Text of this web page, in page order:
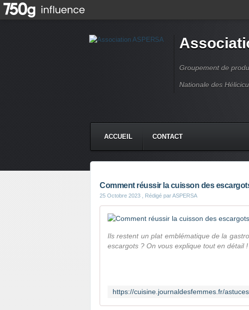
Groupement de
Nationale des
ACCUEIL CONTACT
Comment réussir la cuisson des
25 Octobre 2023 , Rédigé par ASPERSA
Ils restent un plat emblématique de la
escargots ? On vous explique tout en détail !